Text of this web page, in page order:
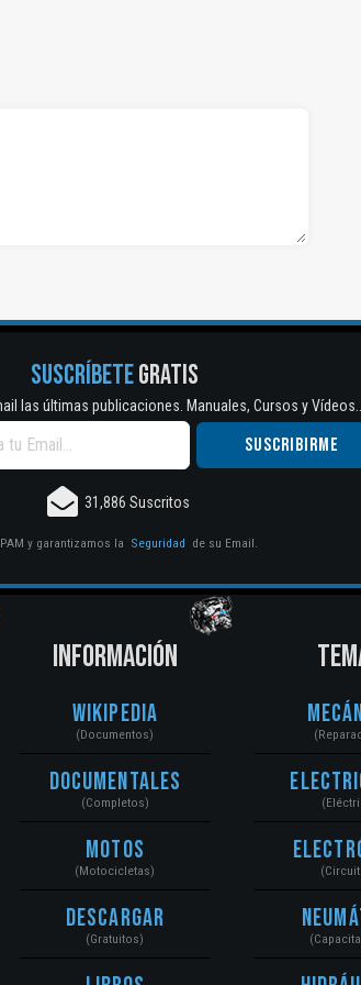
SUSCRÍBETEGRATIS
las últimas publicaciones. Manuales, Cursos y
31,886 Suscritos
y garantizamos la Seguridad de su Email.
INFORMACIÓN
Wikipedia
(Documentos)
Documentales
(Completos)
Motos
(Motocicletas)
Descargar
(Gratuitos)